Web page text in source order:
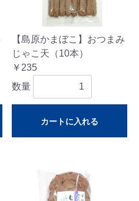
【島原かまぼこ】おつまみ
じゃこ天（10本）
￥235
数量
カートに入れる